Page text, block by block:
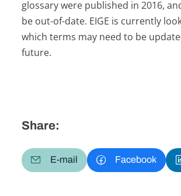
glossary were published in 2016,
be out-of-date. EIGE is currently
which terms may need to be
future.
Share:
E-mail Facebook